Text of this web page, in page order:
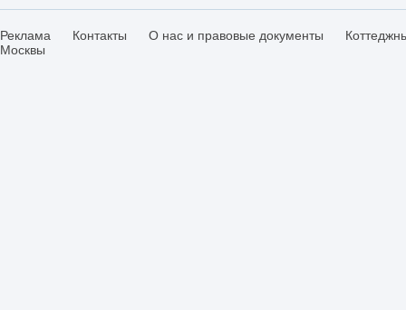
Реклама Контакты О нас и правовые документы
Москвы